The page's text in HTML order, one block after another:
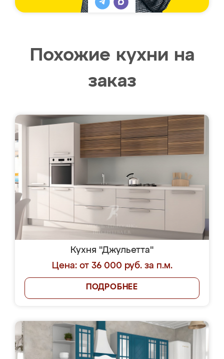
Похожие кухни на
заказ
Кухня "Джульетта"
Цена: от 36 000 руб. за п.м.
ПОДРОБНЕЕ